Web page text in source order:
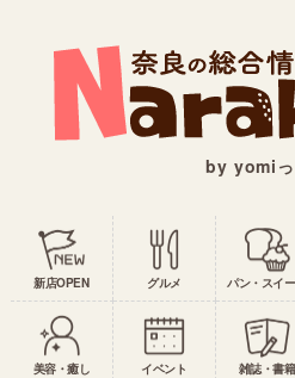
by yomiっ
新店OPEN グルメ パン・スイ
美容・癒し イベント 雑誌・書籍